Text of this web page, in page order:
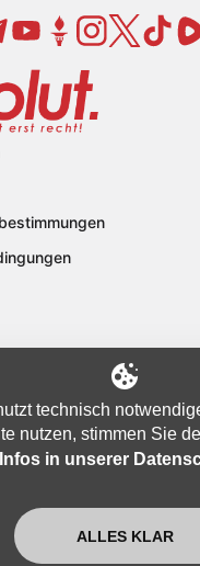
technisch
nutzen, stimmen Sie
in unserer
ALLES KLAR